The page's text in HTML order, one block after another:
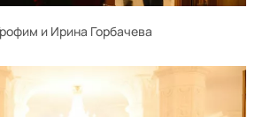
и Ирина Горбачева